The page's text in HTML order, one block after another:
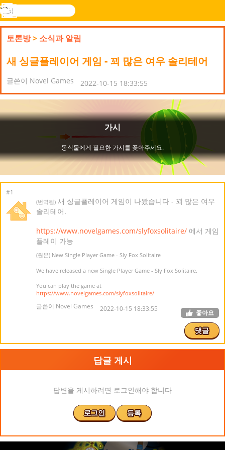
Novel
검
색
로그
메
뉴
토론방> 소식과 알림
새 싱글플레이어 게임 - 꾀 많은 여우 솔리테어
글쓴이 Novel Games 2022-10-15 18:33:55
#1
(번역됨) 새 싱글플레이어 게임이 나왔습니다 - 꾀 많은 여우
솔리테어.
https://www.novelgames.com/slyfoxsolitaire/ 에서 게임
플레이 가능
(원본) New Single Player Game - Sly Fox Solitaire
We have released a new Single Player Game - Sly Fox Solitaire.
You can play the game at
https://www.novelgames.com/slyfoxsolitaire/
글쓴이 Novel Games 2022-10-15 18:33:55 좋아요
댓글
답글 게시
답변을 게시하려면 로그인해야 합니다
로그인 등록